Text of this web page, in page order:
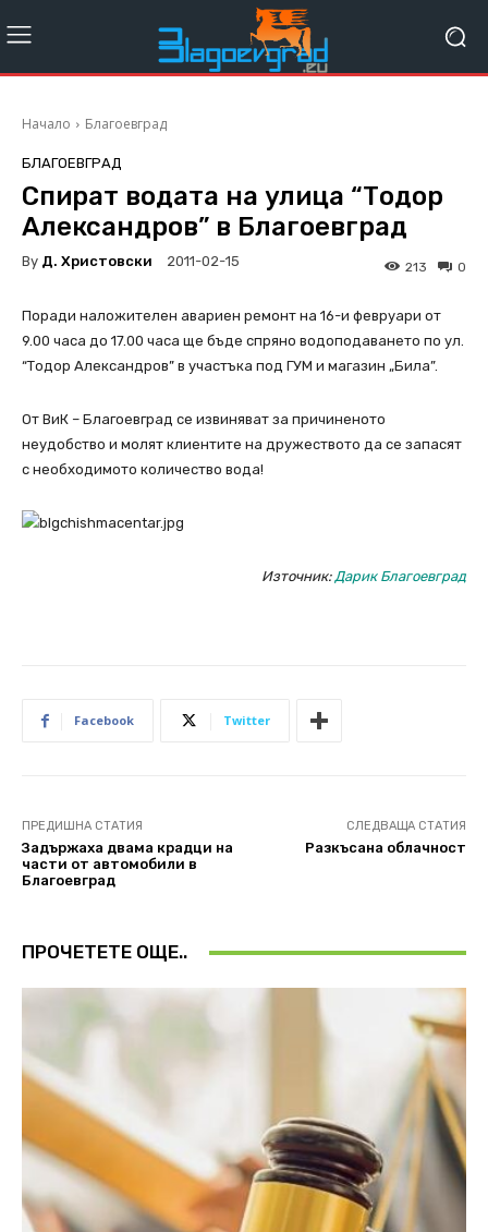
Начало Благоевград
БЛАГОЕВГРАД
Спират водата на улица “Тодор
Александров” в Благоевград
By Д. Христовски 2011-02-15 0
213
Поради наложителен авариен ремонт на 16-и февруари от
9.00 часа до 17.00 часа ще бъде спряно водоподаването по ул.
“Тодор Александров” в участъка под ГУМ и магазин „Била”.
От ВиК – Благоевград се извиняват за причиненото
неудобство и молят клиентите на дружеството да се запасят
с необходимото количество вода!
Източник:Дарик Благоевград
Facebook Twitter
ПРЕДИШНА СТАТИЯ
Задържаха двама крадци на
части от автомобили в
Благоевград
СЛЕДВАЩА СТАТИЯ
Разкъсана облачност
ПРОЧЕТЕТЕ ОЩЕ..